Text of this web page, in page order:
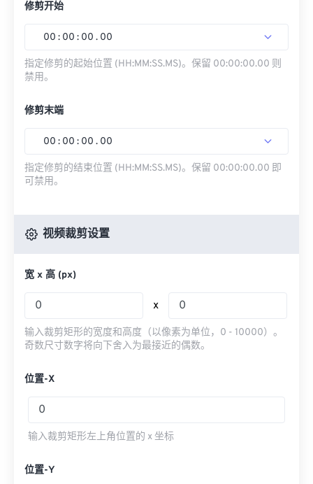
修剪开始
00 : 00 : 00 . 00
指定修剪的起始位置 (HH:MM:SS.MS)。保留 00:00:00.00 则
禁用。
修剪末端
00 : 00 : 00 . 00
指定修剪的结束位置 (HH:MM:SS.MS)。保留 00:00:00.00 即
可禁用。
视频裁剪设置
宽 x 高 (px)
x
输入裁剪矩形的宽度和高度（以像素为单位，0 - 10000）。
奇数尺寸数字将向下舍入为最接近的偶数。
位置-X
输入裁剪矩形左上角位置的 x 坐标
位置-Y